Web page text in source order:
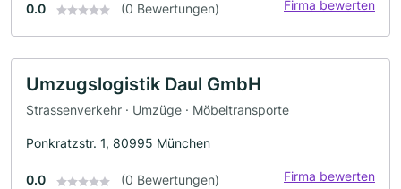
0.0 (0 Bewertungen) Firma bewerten
Umzugslogistik Daul GmbH
Strassenverkehr · Umzüge · Möbeltransporte
Ponkratzstr. 1, 80995 München
0.0 (0 Bewertungen) Firma bewerten